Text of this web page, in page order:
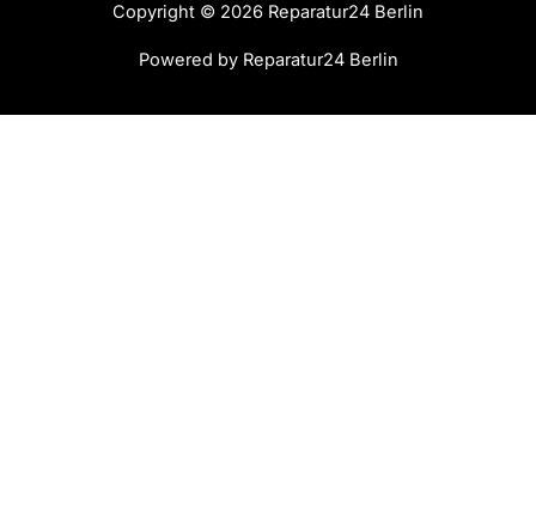
Copyright © 2026 Reparatur24 Berlin
Powered by Reparatur24 Berlin